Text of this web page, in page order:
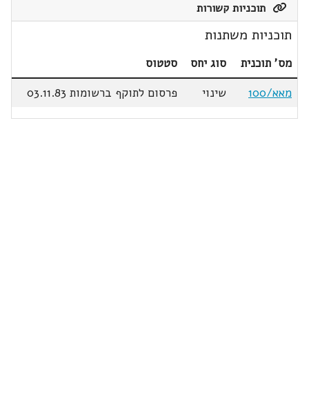
תוכניות קשורות
תוכניות משתנות
מס' תוכנית סוג יחס
סטטוס
מאא/100
שינוי פרסום לתוקף ברשומות 03.11.83